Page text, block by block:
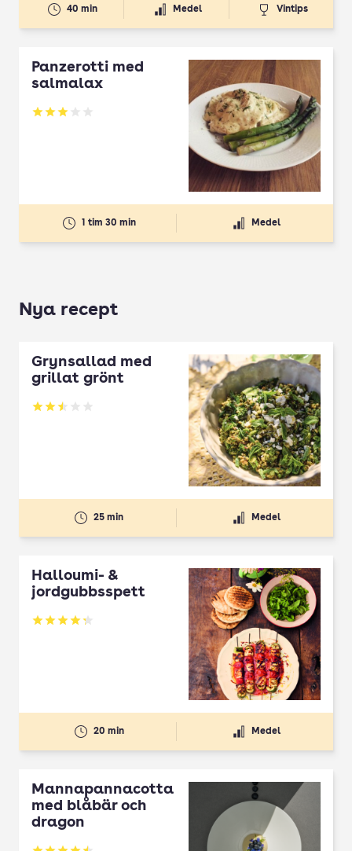
40 min Medel Vintips
Panzerotti med
salmalax
Betyg: 3 av 5
1 tim 30 min Medel
Nya recept
Grynsallad med
grillat grönt
Betyg: 2.5 av 5
25 min Medel
Halloumi- &
jordgubbsspett
Betyg: 4.3 av 5
20 min Medel
Mannapannacotta
med blåbär och
dragon